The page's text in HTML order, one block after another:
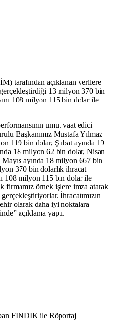
tarafından açıklanan verilere
13 milyon 370 bin
108 milyon 115 bin dolar ile
umut vaat edici
Başkanımız Mustafa Yılmaz
119 bin dolar, Şubat ayında 19
18 milyon 62 bin dolar, Nisan
ayında 18 milyon 667 bin
370 bin dolarlık ihracat
108 milyon 115 bin dolar ile
firmamız örnek işlere imza atarak
İhracatımızın
olarak daha iyi noktalara
açıklama yaptı.